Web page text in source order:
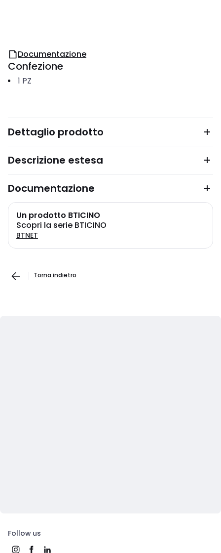
Documentazione
Confezione
1 PZ
Dettaglio prodotto
Descrizione estesa
Documentazione
Un prodotto BTICINO
Scopri la serie BTICINO
BTNET
Torna indietro
Follow us